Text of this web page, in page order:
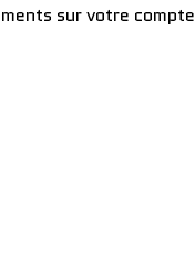
sur votre compte